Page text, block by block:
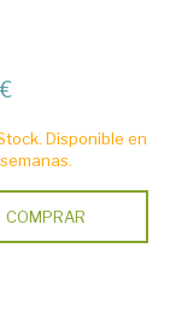
Disponible en
COMPRAR